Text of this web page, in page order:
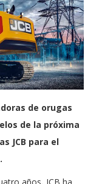
de orugas
de la próxima
JCB para el